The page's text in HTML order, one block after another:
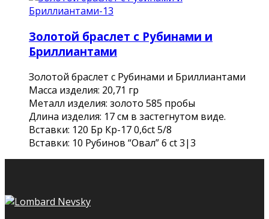
Золотой браслет с Рубинами и
Бриллиантами
Золотой браслет с Рубинами и Бриллиантами
Масса изделия: 20,71 гр
Металл изделия: золото 585 пробы
Длина изделия: 17 см в застегнутом виде.
Вставки: 120 Бр Кр-17 0,6ct 5/8
Вставки: 10 Рубинов “Овал” 6 ct 3|3